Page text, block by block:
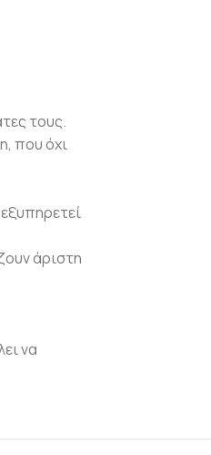
τους.
που όχι
άριστη
να